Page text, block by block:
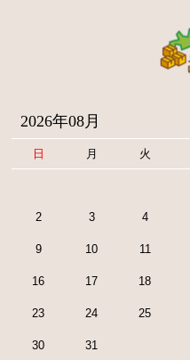
2026年08月
日 月 火
2 3 4
9 10 11
16 17 18
23 24 25
30 31